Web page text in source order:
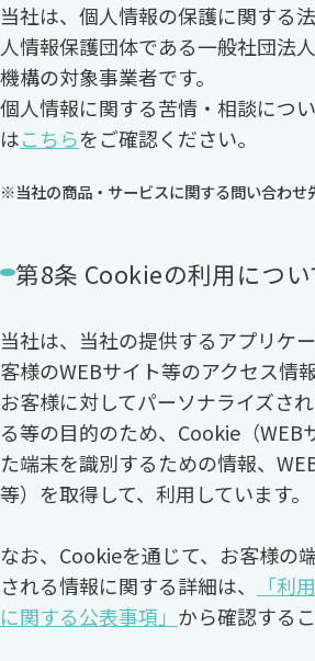
当社は、個人情報の保護に関する
人情報保護団体である一般社団法
機構の対象事業者です。
個人情報に関する苦情・相談につ
はこちらをご確認ください。
当社の商品・サービスに関する問い合わせ
第8条 Cookieの利用につい
当社は、当社の提供するアプリケ
客様のWEBサイト等のアクセス情
お客様に対してパーソナライズさ
る等の目的のため、Cookie（WEB
た端末を識別するための情報、
等）を取得して、利用しています。
なお、Cookieを通じて、お客様の
される情報に関する詳細は、
「利
に関する公表事項」 から確認する